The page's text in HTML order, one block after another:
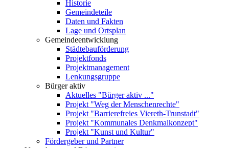
Historie
Gemeindeteile
Daten und Fakten
Lage und Ortsplan
Gemeindeentwicklung
Städtebauförderung
Projektfonds
Projektmanagement
Lenkungsgruppe
Bürger aktiv
Aktuelles "Bürger aktiv ..."
Projekt "Weg der Menschenrechte"
Projekt "Barrierefreies Viereth-Trunstadt"
Projekt "Kommunales Denkmalkonzept"
Projekt "Kunst und Kultur"
Fördergeber und Partner